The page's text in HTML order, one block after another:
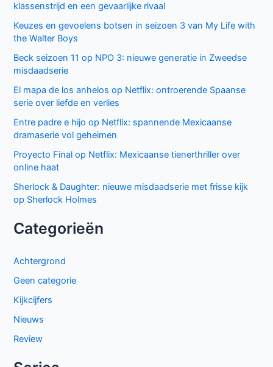
klassenstrijd en een gevaarlijke rivaal
Keuzes en gevoelens botsen in seizoen 3 van My Life with
the Walter Boys
Beck seizoen 11 op NPO 3: nieuwe generatie in Zweedse
misdaadserie
El mapa de los anhelos op Netflix: ontroerende Spaanse
serie over liefde en verlies
Entre padre e hijo op Netflix: spannende Mexicaanse
dramaserie vol geheimen
Proyecto Final op Netflix: Mexicaanse tienerthriller over
online haat
Sherlock & Daughter: nieuwe misdaadserie met frisse kijk
op Sherlock Holmes
Categorieën
Achtergrond
Geen categorie
Kijkcijfers
Nieuws
Review